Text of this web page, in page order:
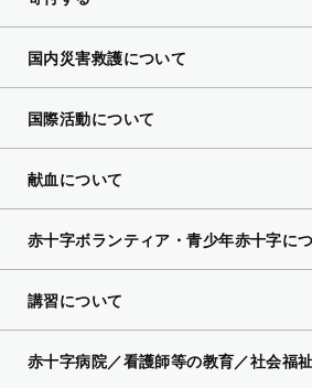
国内災害救護について
国際活動について
献血について
赤十字ボランティア・青少年赤十字に
講習について
赤十字病院／看護師等の教育／社会福